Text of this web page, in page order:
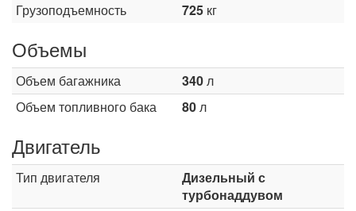
Грузоподъемность
725 кг
Объемы
Объем багажника 340л
Объем топливного бака
80л
Двигатель
Тип двигателя
Дизельный с
турбонаддувом